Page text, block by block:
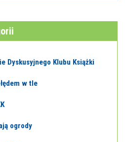
Dyskusyjnego Klubu Książki
w tle
ogrody